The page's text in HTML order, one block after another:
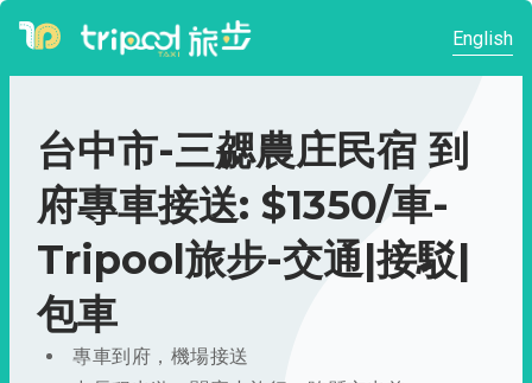
English
台中市-三勰農庄民宿 到
府專車接送: $1350/車-
Tripool旅步-交通|接駁|
包車
專車到府，機場接送